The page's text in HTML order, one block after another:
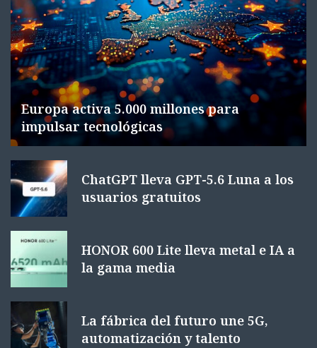
Europa activa 5.000 millones para
impulsar tecnológicas
ChatGPT lleva GPT-5.6 Luna a los
usuarios gratuitos
HONOR 600 Lite lleva metal e IA a
la gama media
La fábrica del futuro une 5G,
automatización y talento